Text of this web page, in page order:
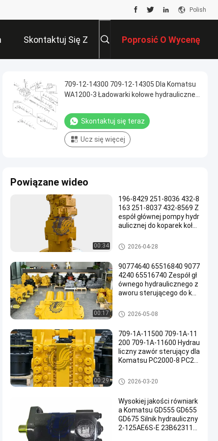
Polish
Skontaktuj Się Z
Nami
Poprosić O Wycenę
709-12-14300 709-12-14305 Dla Komatsu
WA1200-3 Ładowarki kołowe hydrauliczne
budowlanej Sprzedaż wtórna Wysokiej
jakości oryginał
Skontaktuj się teraz
Ucz się więcej
Powiązane wideo
00:34
196-8429 251-8036 432-8
163 251-8037 432-8569 Z
espół głównej pompy hydr
aulicznej do koparek koło
okiej jakości części zamie
nne do dużych obciążeń
Pompa hydrauliczna koparki
2026-04-28
00:17
90774640 65516840 9077
4240 65516740 Zespół gł
ównego hydraulicznego z
aworu sterującego do kop
PC4000-6 Bardzo duże gó
rnicze części zamienne
Główny zawór sterujący kopar
ki
2026-05-08
00:29
709-1A-11500 709-1A-11
200 709-1A-11600 Hydrau
liczny zawór sterujący dla
Komatsu PC2000-8 PC20
Główny zawór sterujący kopar
ki
2026-03-20
Wysokiej jakości równiark
a Komatsu GD555 GD655
GD675 Silnik hydrauliczny
2-125AE6S-E 23B623110